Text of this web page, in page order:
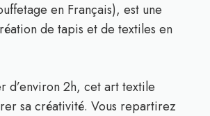
en Français), est une
de tapis et de textiles en
d’environ 2h, cet art textile
sa créativité. Vous repartirez